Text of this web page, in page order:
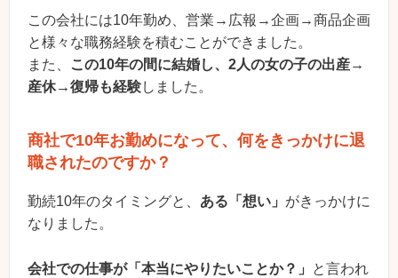
この会社には10年勤め、営業→広報→企画→商品企画
と様々な職務経験を積むことができました。
また、
この10年の間に結婚し、2人の女の子の出産→
産休→復帰も経験しました。
商社で10年お勤めになって、何をきっかけに退
職されたのですか？
勤続10年のタイミングと、 ある「想い」 がきっかけに
なりました。
会社での仕事が「本当にやりたいことか？」
と言われ